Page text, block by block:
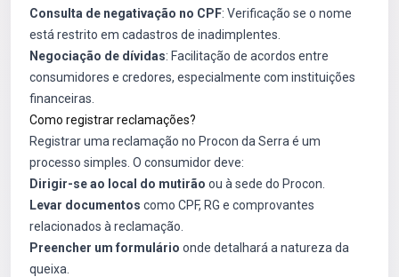
Consulta de negativação no CPF: Verificação se o nome
está restrito em cadastros de inadimplentes.
Negociação de dívidas: Facilitação de acordos entre
consumidores e credores, especialmente com instituições
financeiras.
Como registrar reclamações?
Registrar uma reclamação no Procon da Serra é um
processo simples. O consumidor deve:
Dirigir-se ao local do mutirão ou à sede do Procon.
Levar documentos como CPF, RG e comprovantes
relacionados à reclamação.
Preencher um formulário onde detalhará a natureza da
queixa.